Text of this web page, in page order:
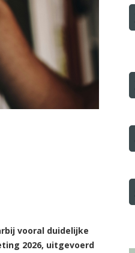
vooral duidelijke
2026, uitgevoerd